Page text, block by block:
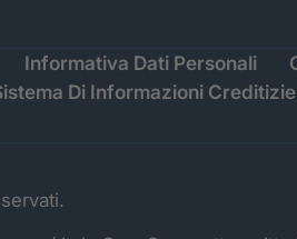
Informativa Dati Personali
Di Informazioni Creditizie